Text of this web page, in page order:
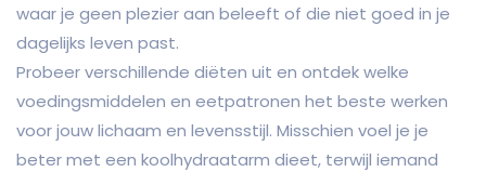
waar je geen plezier aan beleeft of die niet goed in je
dagelijks leven past.
Probeer verschillende diëten uit en ontdek welke
voedingsmiddelen en eetpatronen het beste werken
voor jouw lichaam en levensstijl. Misschien voel je je
beter met een koolhydraatarm dieet, terwijl iemand